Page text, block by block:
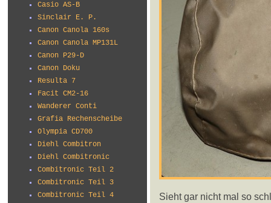
Casio AS-B
Sinclair E. P.
Canon Canola 160s
Canon Canola MP131L
Canon P29-D
Canon Doku
Resulta 7
Facit CM2-16
Wanderer Conti
Grafia Rechenscheibe
Olympia CD700
Diehl Combitron
Diehl Combitronic
Combitronic Teil 2
Combitronic Teil 3
Combitronic Teil 4
Sieht gar nicht mal so